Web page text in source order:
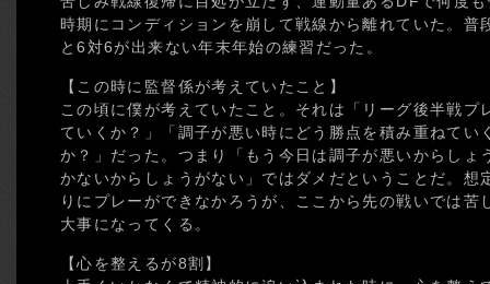
時期にコンディションを崩して戦線から離れていた。普
と6対6が出来ない年末年始の練習だった。
【この時に監督係が考えていたこと】
この頃に僕が考えていたこと。それは「リーグ後半戦プ
ていくか？」「調子が悪い時にどう勝点を積み重ねてい
か？」だった。つまり「もう今日は調子が悪いからしょ
かないからしょうがない」ではダメだということだ。想
りにプレーができなかろうが、ここから先の戦いでは苦
大事になってくる。
【心を整えるが8割】